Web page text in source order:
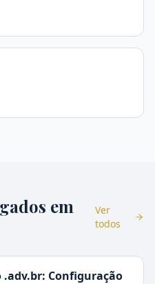
em
Ver
todos
.adv.br: Configuração